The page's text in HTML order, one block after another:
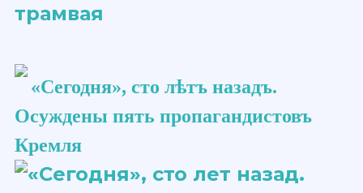
«Сегодня», сто ​лѣтъ​ назадъ.
Осуждены пять пропагандистовъ
Кремля